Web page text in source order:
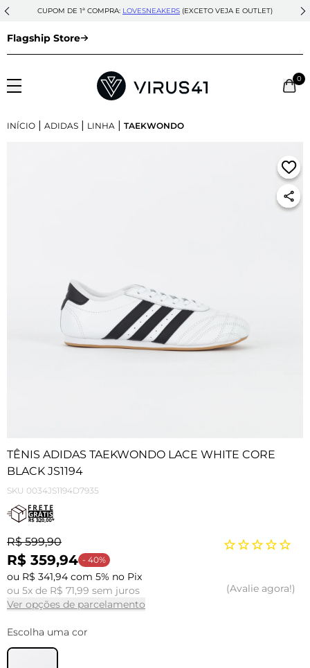
CUPOM DE 1ª COMPRA: LOVESNEAKERS (EXCETO VEJA E OUTLET)
Flagship Store
0
INÍCIO | ADIDAS | LINHA | TAEKWONDO
TÊNIS ADIDAS TAEKWONDO LACE WHITE CORE
BLACK JS1194
SKU 0034JS1194D7935
R$ 599,90
R$ 359,94 - 40%
ou R$ 341,94 com 5% no Pix
ou 5x de R$ 71,99 sem juros
Ver opções de parcelamento
Avalie agora!
Escolha uma cor